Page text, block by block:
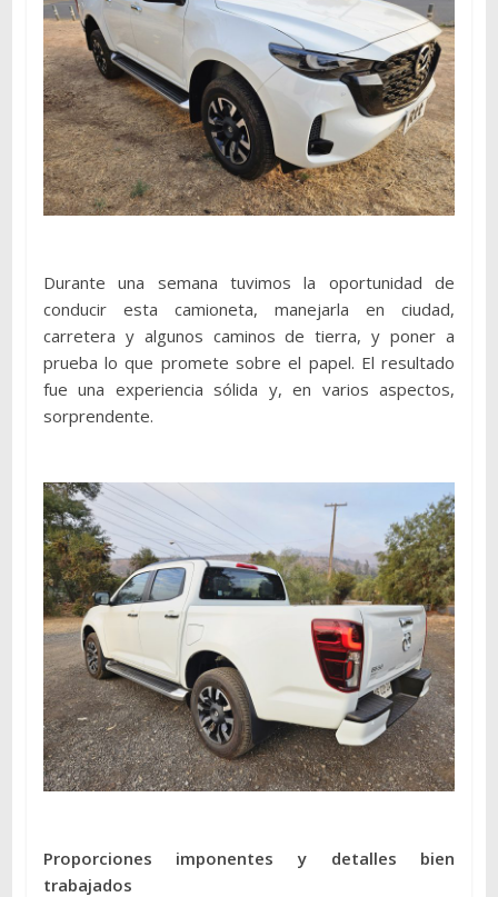
Durante una semana tuvimos la oportunidad de
conducir esta camioneta, manejarla en ciudad,
carretera y algunos caminos de tierra, y poner a
prueba lo que promete sobre el papel. El resultado
fue una experiencia sólida y, en varios aspectos,
sorprendente.
Proporciones imponentes y detalles bien
trabajados